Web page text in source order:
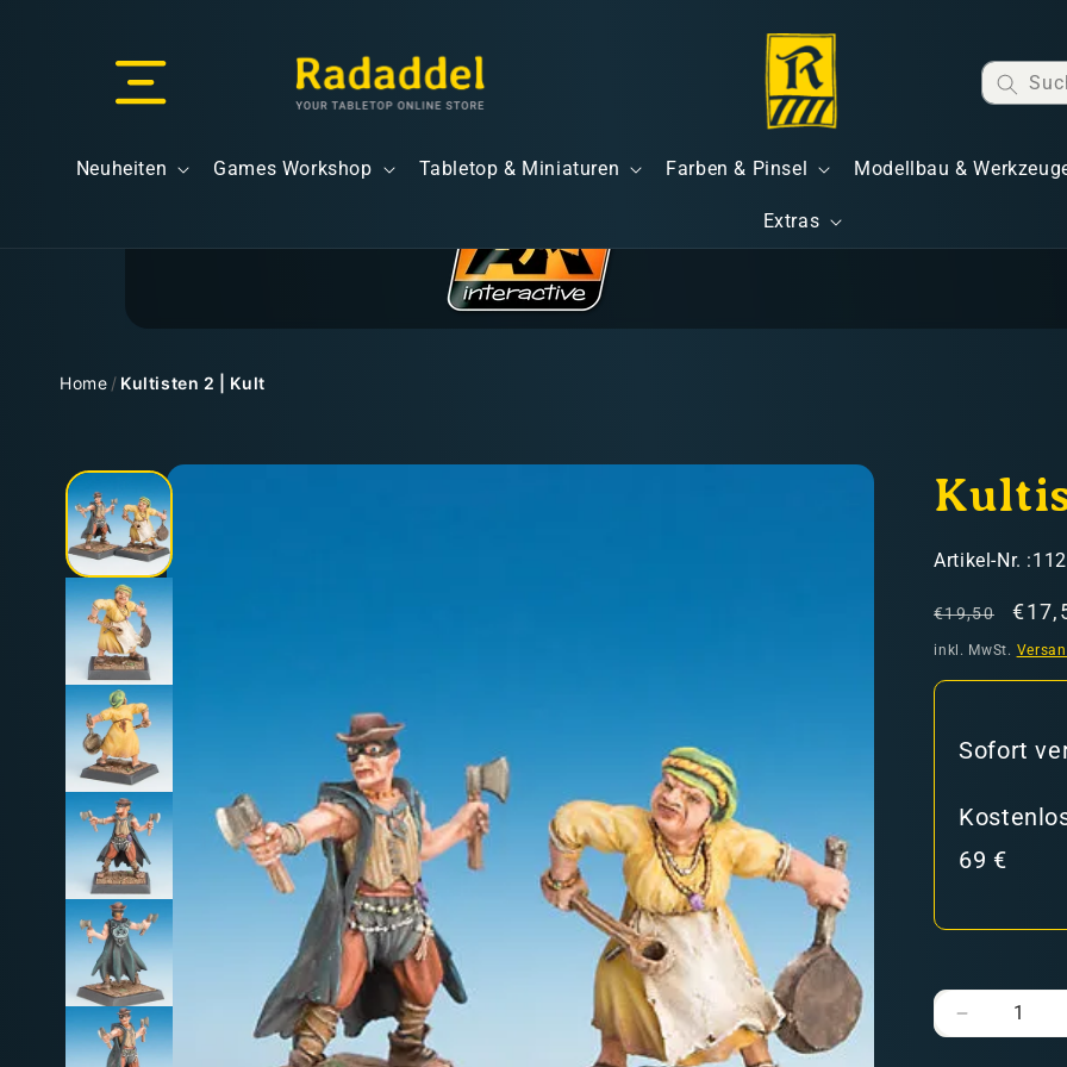
Neuheiten Games Workshop Tabletop & Miniaturen Farben & Pinsel Modellbau &
Extras
Home / Kultisten 2 | Kult
Zu
Produktinformationen
springen
SKU:
Artikel-Nr.
Normaler
Preis
€19,50
inkl. MwSt.
Sofort
69 €
Verringere
Kostenloser Versand
Deutschland: ab
Österreich & EU: ab
Schweiz: ab
Nicht-EU: kein kostenloser Versand
Lieferungen in Nicht-EU-Länder (z. B. Schweiz)
nicht im Kaufpreis oder in den Versandkosten
enthalten